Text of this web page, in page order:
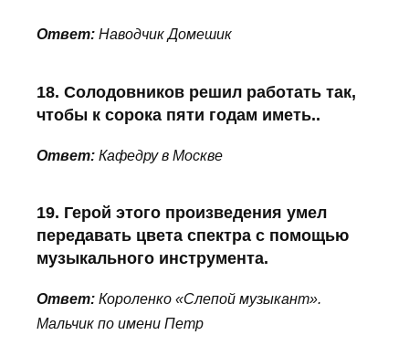
Ответ: Наводчик Домешик
18. Солодовников решил работать так,
чтобы к сорока пяти годам иметь..
Ответ: Кафедру в Москве
19. Герой этого произведения умел
передавать цвета спектра с помощью
музыкального инструмента.
Ответ: Короленко «Слепой музыкант».
Мальчик по имени Петр